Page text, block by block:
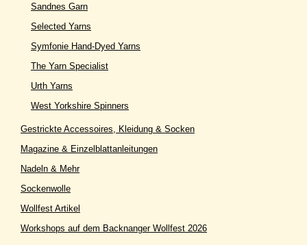
Sandnes Garn
Selected Yarns
Symfonie Hand-Dyed Yarns
The Yarn Specialist
Urth Yarns
West Yorkshire Spinners
Gestrickte Accessoires, Kleidung & Socken
Magazine & Einzelblattanleitungen
Nadeln & Mehr
Sockenwolle
Wollfest Artikel
Workshops auf dem Backnanger Wollfest 2026